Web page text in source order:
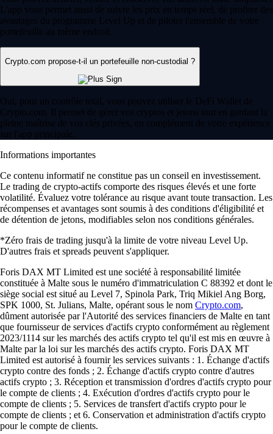
L'app vous permet aussi de suivre les prix en temps réel, de profiter des
avantages du programme Level Up et de piloter l'ensemble de votre
portefeuille au même endroit.
Crypto.com propose-t-il un portefeuille non-custodial ?
Oui, pour un contrôle total, vous pouvez utiliser le DeFi Wallet de
Crypto.com. Il permet de gérer vos cryptos et jetons tout en gardant la
pleine maîtrise de vos clés privées, en complément de votre expérience
sur l'app principale.
Informations importantes
Ce contenu informatif ne constitue pas un conseil en investissement.
Le trading de crypto-actifs comporte des risques élevés et une forte
volatilité. Évaluez votre tolérance au risque avant toute transaction. Les
récompenses et avantages sont soumis à des conditions d'éligibilité et
de détention de jetons, modifiables selon nos conditions générales.
*Zéro frais de trading jusqu'à la limite de votre niveau Level Up.
D'autres frais et spreads peuvent s'appliquer.
Foris DAX MT Limited est une société à responsabilité limitée
constituée à Malte sous le numéro d'immatriculation C 88392 et dont le
siège social est situé au Level 7, Spinola Park, Triq Mikiel Ang Borg,
SPK 1000, St. Julians, Malte, opérant sous le nom Crypto.com,
dûment autorisée par l'Autorité des services financiers de Malte en tant
que fournisseur de services d'actifs crypto conformément au règlement
2023/1114 sur les marchés des actifs crypto tel qu'il est mis en œuvre à
Malte par la loi sur les marchés des actifs crypto. Foris DAX MT
Limited est autorisé à fournir les services suivants : 1. Échange d'actifs
crypto contre des fonds ; 2. Échange d'actifs crypto contre d'autres
actifs crypto ; 3. Réception et transmission d'ordres d'actifs crypto pour
le compte de clients ; 4. Exécution d'ordres d'actifs crypto pour le
compte de clients ; 5. Services de transfert d'actifs crypto pour le
compte de clients ; et 6. Conservation et administration d'actifs crypto
pour le compte de clients.